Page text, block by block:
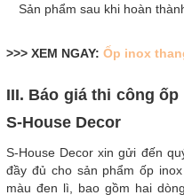
Sản phẩm sau khi hoàn
>>> XEM NGAY: Ốp inox
III. Báo giá thi công
S-House Decor
S-House Decor xin gửi đến
đầy đủ cho sản phẩm ốp
màu đen lì, bao gồm hai